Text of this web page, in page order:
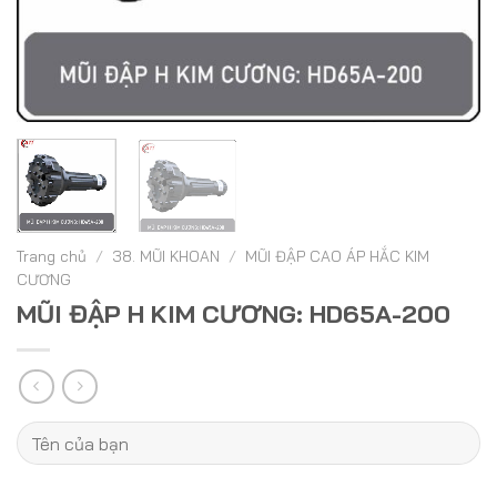
Trang chủ / 38. MŨI KHOAN / MŨI ĐẬP CAO ÁP HẮC KIM
CƯƠNG
MŨI ĐẬP H KIM CƯƠNG: HD65A-200